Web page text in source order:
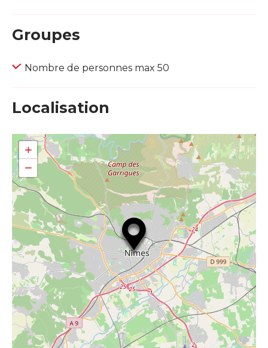
Groupes
Nombre de personnes max 50
Localisation
+
−